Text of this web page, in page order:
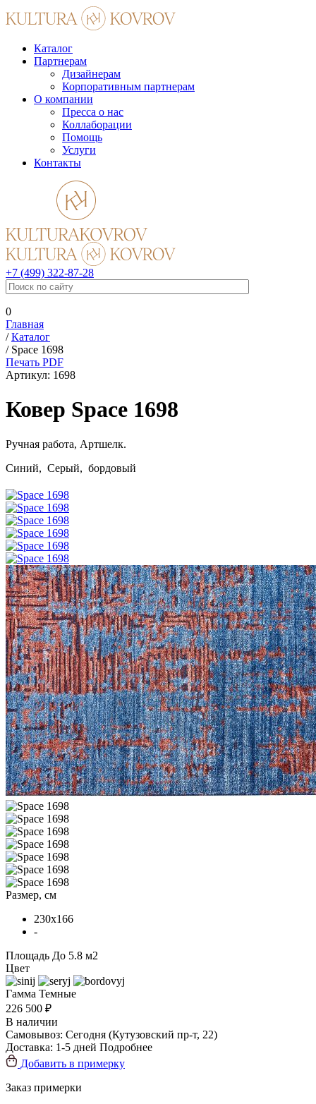
Каталог
Партнерам
Дизайнерам
Корпоративным партнерам
О компании
Пресса о нас
Коллаборации
Помощь
Услуги
Контакты
+7 (499) 322-87-28
0
Главная
/Каталог
/ Space 1698
Печать PDF
Артикул: 1698
Ковер Space 1698
Ручная работа, Артшелк.
Синий, Серый, бордовый
Размер, см
230x166
-
Площадь До 5.8 м2
Цвет
Гамма Темные
226 500 ₽
В наличии
Самовывоз: Сегодня (Кутузовский пр-т, 22)
Доставка: 1-5 дней Подробнее
Добавить в примерку
Заказ примерки